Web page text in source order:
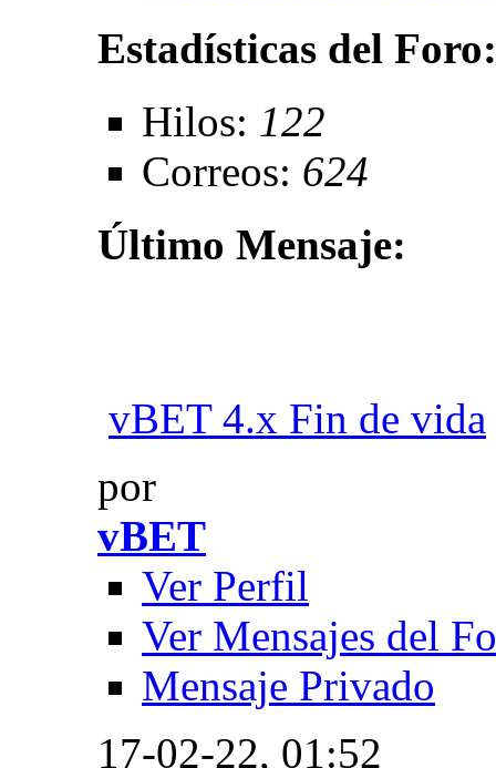
Estadísticas del Foro:
Hilos: 122
Correos: 624
Último Mensaje:
vBET 4.x Fin de vida
por
vBET
Ver Perfil
Ver Mensajes del
Mensaje Privado
17-02-22, 01:52